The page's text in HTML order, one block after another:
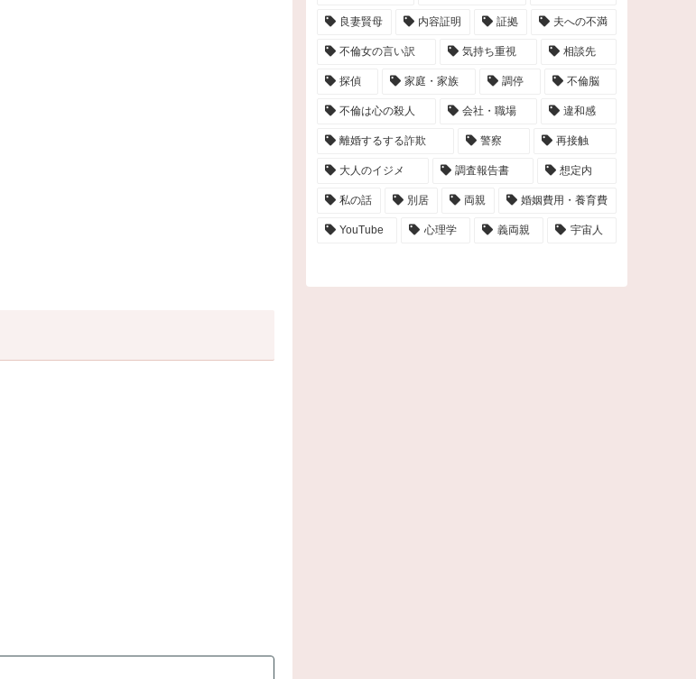
良妻賢母 内容証明 証拠 夫への不満
不倫女の言い訳 気持ち重視 相談先
探偵 家庭・家族 調停 不倫脳
不倫は心の殺人 会社・職場 違和感
離婚するする詐欺 警察 再接触
大人のイジメ 調査報告書 想定内
私の話 別居 両親 婚姻費用・養育費
YouTube 心理学 義両親 宇宙人